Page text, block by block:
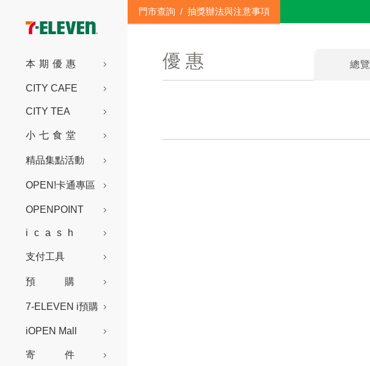
本期優惠
CITY CAFE
CITY TEA
小七食堂
精品集點活動
OPEN!卡通專區
OPENPOINT
icash
支付工具
預購
7-ELEVEN i預購
iOPEN Mall
寄件
門市查詢 / 抽獎辦法與注意事項
優 惠 總覽